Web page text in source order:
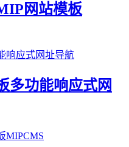
网站模板
多功能响应式网